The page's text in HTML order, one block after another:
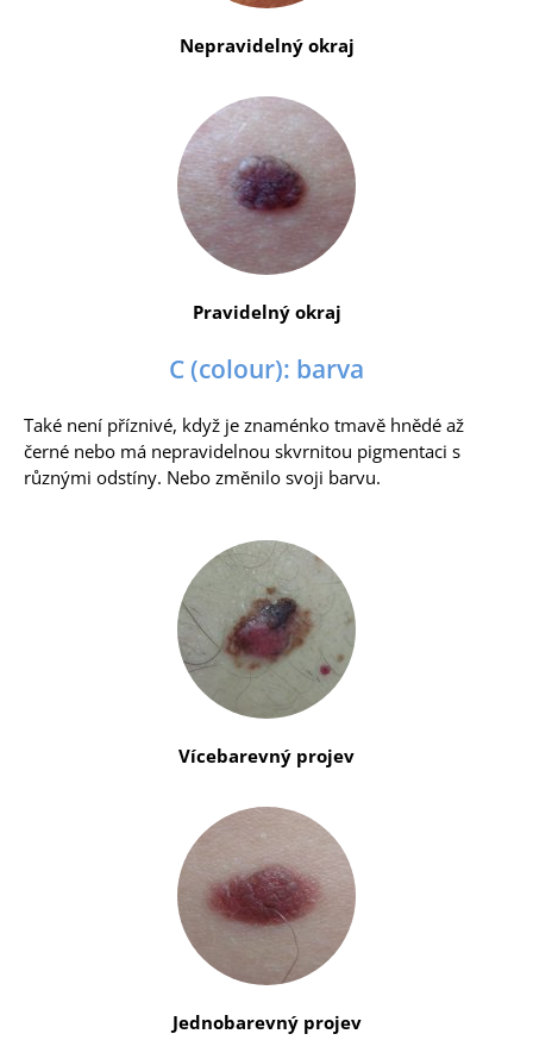
Nepravidelný okraj
Pravidelný okraj
C (colour): barva
Také není příznivé, když je znaménko tmavě hnědé až
černé nebo má nepravidelnou skvrnitou pigmentaci s
různými odstíny. Nebo změnilo svoji barvu.
Vícebarevný projev
Jednobarevný projev